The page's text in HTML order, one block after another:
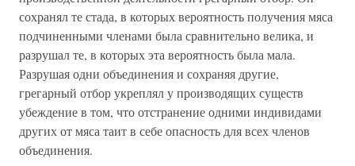
сохранял те стада, в которых вероятность получения мяса
подчиненными членами была сравнительно велика, и
разрушал те, в которых эта вероятность была мала.
Разрушая одни объединения и сохраняя другие,
грегарный отбор укреплял у производящих существ
убеждение в том, что отстранение одними индивидами
других от мяса таит в себе опасность для всех членов
объединения.